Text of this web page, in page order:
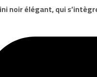
noir élégant, qui